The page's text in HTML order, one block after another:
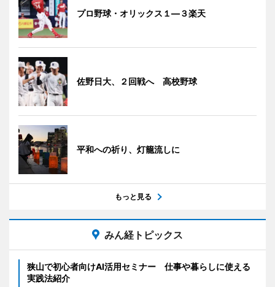
プロ野球・オリックス１―３楽天
佐野日大、２回戦へ 高校野球
平和への祈り、灯籠流しに
もっと見る
みん経トピックス
狭山で初心者向けAI活用セミナー 仕事や暮らしに使える
実践法紹介